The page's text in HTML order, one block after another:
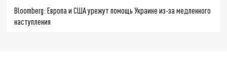
Bloomberg: Европа и США урежут помощь Украине из-за медленного
наступления